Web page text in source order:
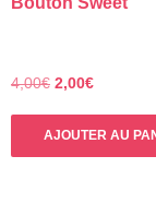
4,00€ Le
2,00€Le
AJOUTER AU